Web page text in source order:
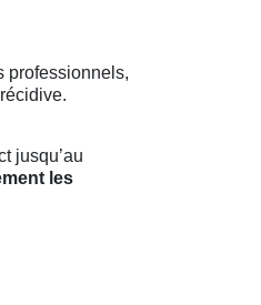
professionnels,
jusqu’au
les